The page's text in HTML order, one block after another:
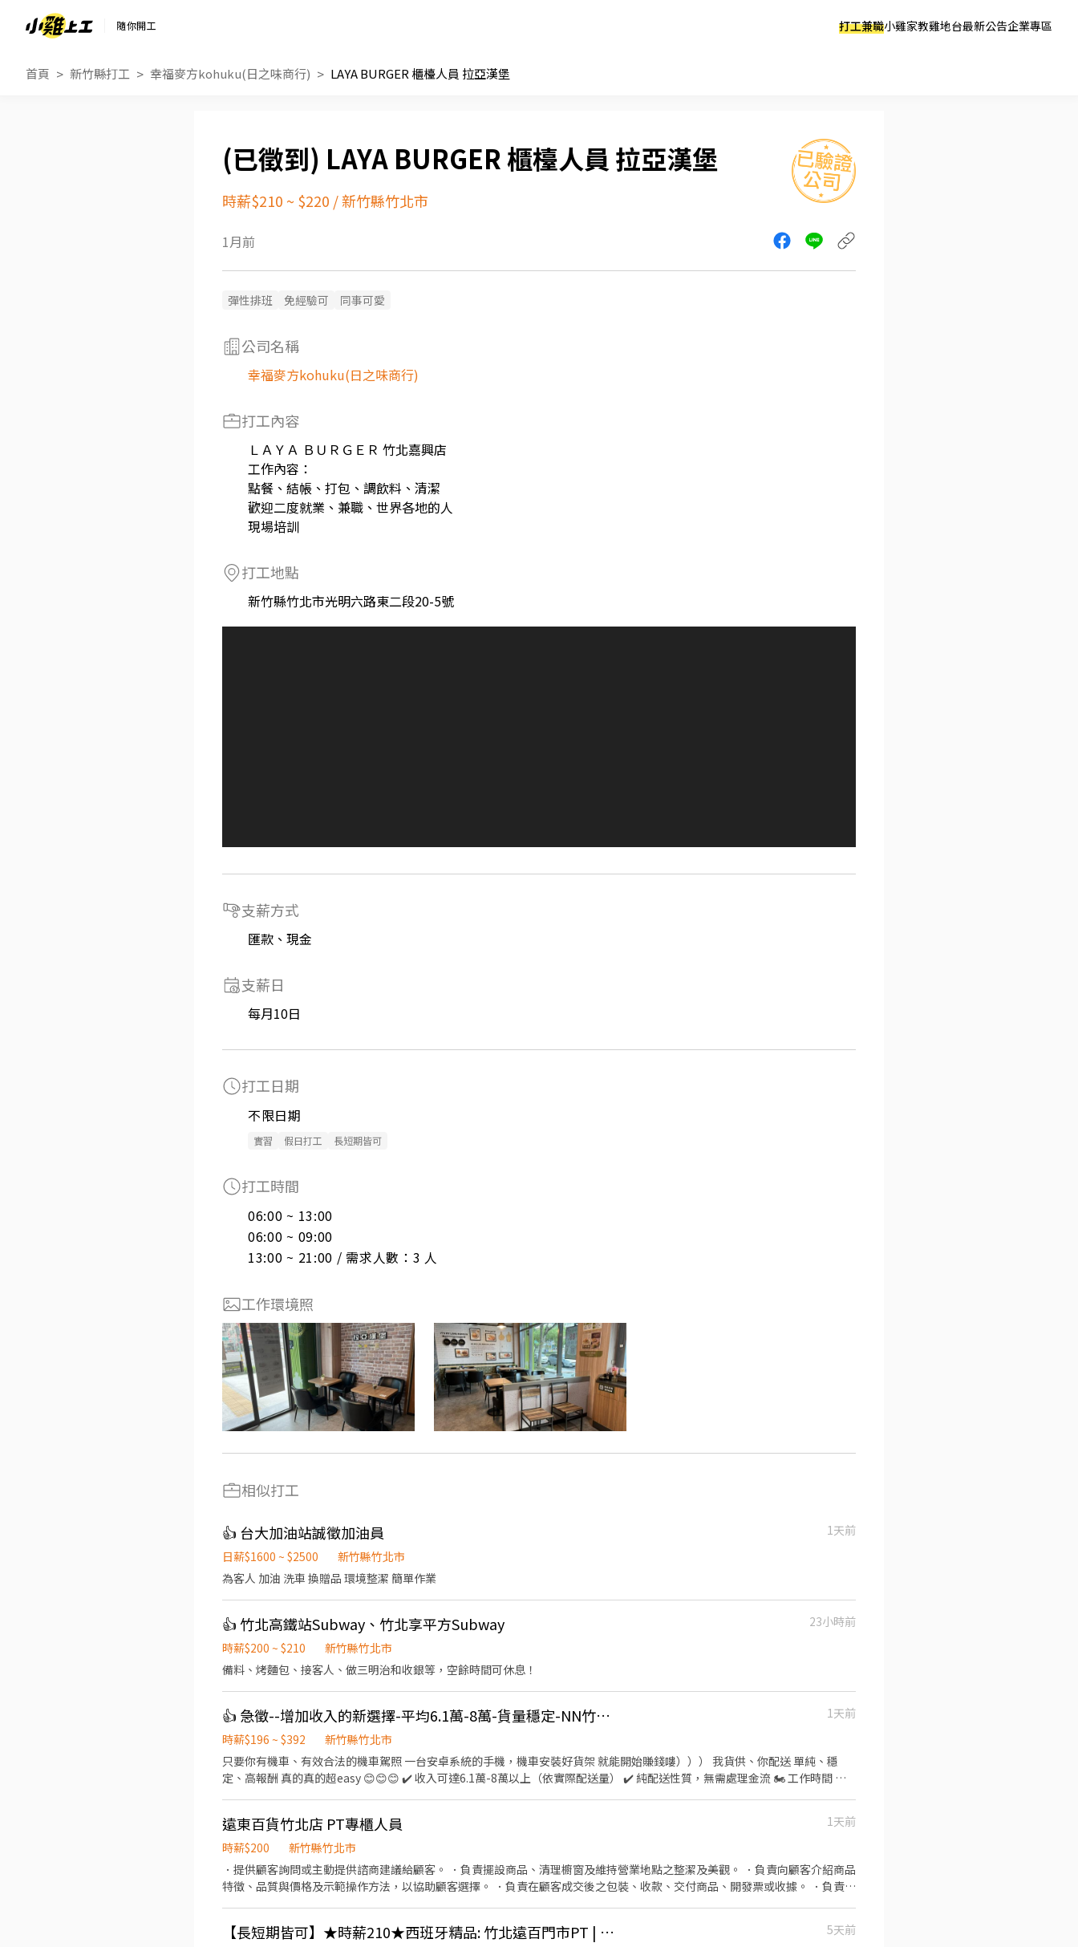
隨你開工 打工兼職小雞家教雞地台最新公告企業專區
首頁 新竹縣打工 幸福麥方kohuku(日之味商行) LAYA BURGER 櫃檯人員 拉亞漢堡
LAYA BURGER 櫃檯人員 拉亞漢堡
時薪$210 ~ $220 /新竹縣竹北市
1月前
彈性排班 免經驗可 同事可愛
公司名稱
幸福麥方kohuku(日之味商行)
打工內容
ＬＡＹＡ ＢＵＲＧＥＲ 竹北嘉興店
工作內容：
點餐、結帳、打包、調飲料、清潔
歡迎二度就業、兼職、世界各地的人
現場培訓
打工地點
新竹縣竹北市光明六路東二段20-5號
支薪方式
匯款、現金
支薪日
每月10日
打工日期
不限日期
實習 假日打工 長短期皆可
打工時間
06:00 ~ 13:00
06:00 ~ 09:00
13:00 ~ 21:00 / 需求人數：3 人
工作環境照
相似打工
👍 台大加油站誠徵加油員
1天前
日薪$1600 ~ $2500
新竹縣竹北市
為客人 加油 洗車 換贈品 環境整潔 簡單作業
👍 竹北高鐵站Subway、竹北享平方Subway
23小時前
時薪$200 ~ $210
新竹縣竹北市
備料、烤麵包、接客人、做三明治和收銀等，空餘時間可休息！
👍 急徵--增加收入的新選擇-平均6.1萬-8萬-貨量穩定-NN竹北建國
1天前
時薪$196 ~ $392
新竹縣竹北市
只要你有機車、有效合法的機車駕照 一台安卓系統的手機，機車安裝好貨架 就能開始賺錢嘍））） 我貨供、你配送 單純、穩
定、高報酬 真的真的超easy 😊😊😊 ✔️ 收入可達6.1萬-8萬以上（依實際配送量） ✔️ 純配送性質，無需處理金流 🏍️ 工作時間 ✔️
聯絡，安排面試~
遠東百貨竹北店 PT專櫃人員
1天前
時薪$200
新竹縣竹北市
．提供顧客詢問或主動提供諮商建議給顧客。 ．負責擺設商品、清理櫥窗及維持營業地點之整潔及美觀。 ．負責向顧客介紹商品
特徵、品質與價格及示範操作方法，以協助顧客選擇。 ．負責在顧客成交後之包裝、收款、交付商品、開發票或收據。 ．負責在
【長短期皆可】★時薪210★西班牙精品: 竹北遠百門市PT | RFS_289
5天前